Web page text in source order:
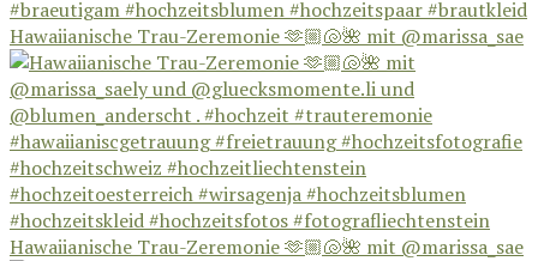
Hawaiianische Trau-Zeremonie 🫶🏼🐚🌺 mit @marissa_sae
Hawaiianische Trau-Zeremonie 🫶🏼🐚🌺 mit @marissa_sae